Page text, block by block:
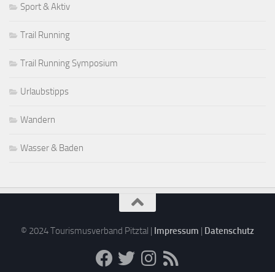
Sport & Aktiv
Trail Running
Trail Running Symposium
Urlaubstipps
Wandern
Wasser & Baden
© 2024 Tourismusverband Pitztal | Impressum | Datenschutz